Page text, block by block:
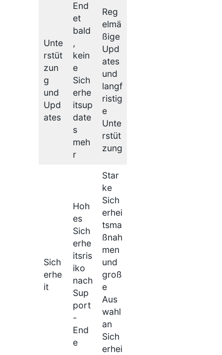
Unte
rstüt
zun
g
und
Upd
ates
End
et
bald
,
kein
e
Sich
erhe
itsup
date
s
meh
r
Reg
elmä
ßige
Upd
ates
und
langf
ristig
e
Unte
rstüt
zung
Sich
erhe
it
Hoh
es
Sich
erhe
itsris
iko
nach
Sup
port
-
End
e
Star
ke
Sich
erhei
tsma
ßnah
men
und
groß
e
Aus
wahl
an
Sich
erhei